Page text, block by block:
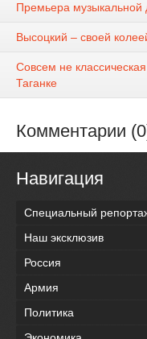
Премьера
Высоцкий – своей
Совсем не
Таганке
Комментарии
Навигация
Специальный
Наш эксклюзив
Россия
Армия
Политика